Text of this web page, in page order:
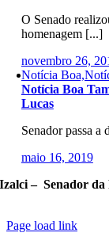
O Senado
homenagem [...]
novembro 26,
Notícia
Notícia Boa
Lucas
Senador passa
maio 16, 2019
Izalci – Senador da
Page load link